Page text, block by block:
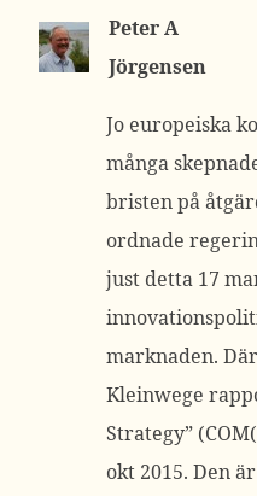
Peter A
Jörgensen
Jo europeiska
många
bristen på
ordnade
just detta 17
marknaden.
Kleinwege
Strategy”
okt 2015. Den